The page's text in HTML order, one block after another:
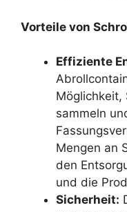
Vorteile von
Effiziente
Möglichkeit,
sammeln
Mengen an
den
und die
Sicherheit: